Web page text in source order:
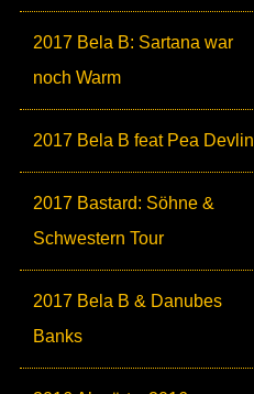
2017 Bela B: Sartana war
noch Warm
2017 Bela B feat Pea Devlin
2017 Bastard: Söhne &
Schwestern Tour
2017 Bela B & Danubes
Banks